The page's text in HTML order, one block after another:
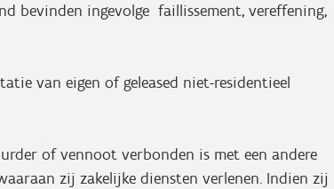
bevinden ingevolge faillissement, vereffening,
van eigen of geleased niet-residentieel
of vennoot verbonden is met een andere
zij zakelijke diensten verlenen. Indien zij